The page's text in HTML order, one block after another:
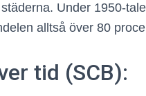
Under 1950-
alltså över 80
tid (SCB):